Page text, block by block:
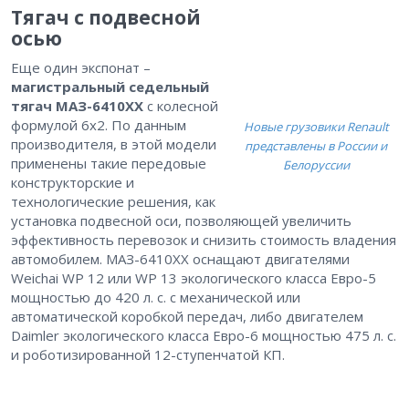
Новые грузовики Renault
представлены в России и
Белоруссии
Тягач с подвесной
осью
Еще один экспонат –
магистральный седельный
тягач МАЗ-6410ХХ с колесной
формулой 6х2. По данным
производителя, в этой модели
применены такие передовые
конструкторские и
технологические решения, как
установка подвесной оси, позволяющей увеличить
эффективность перевозок и снизить стоимость владения
автомобилем. МАЗ-6410ХХ оснащают двигателями
Weichai WP 12 или WP 13 экологического класса Евро-5
мощностью до 420 л. с. с механической или
автоматической коробкой передач, либо двигателем
Daimler экологического класса Евро-6 мощностью 475 л. с.
и роботизированной 12-ступенчатой КП.